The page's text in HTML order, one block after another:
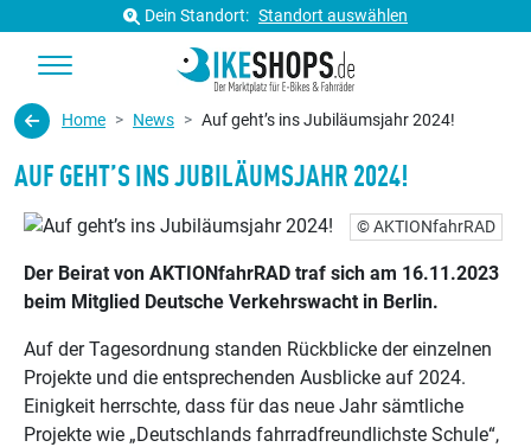
Dein Standort: Standort auswählen
Home News Auf geht’s ins Jubiläumsjahr 2024!
AUF GEHT’S INS JUBILÄUMSJAHR 2024!
© AKTIONfahrRAD
Der Beirat von AKTIONfahrRAD traf sich am 16.11.2023
beim Mitglied Deutsche Verkehrswacht in Berlin.
Auf der Tagesordnung standen Rückblicke der einzelnen
Projekte und die entsprechenden Ausblicke auf 2024.
Einigkeit herrschte, dass für das neue Jahr sämtliche
Projekte wie „Deutschlands fahrradfreundlichste Schule“,